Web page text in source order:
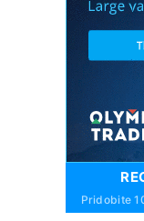
Pridobite